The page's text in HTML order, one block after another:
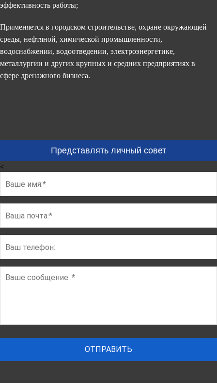
эффективность работы;
Применяется в городском строительстве, охране окружающей
среды, нефтяной, химической промышленности,
водоснабжении, водоотведении, электроэнергетике,
металлургии и других крупных и средних предприятиях в
сфере дренажного бизнеса.
Представлять личный совет
<